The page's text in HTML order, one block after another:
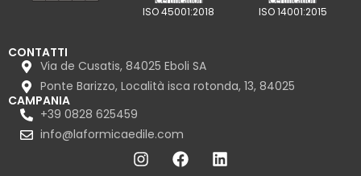
ISO 45001:2018 ISO 14001:2015
CONTATTI
Via de Cusatis, 84025 Eboli SA
Ponte Barizzo, Località isca rotonda, 13, 84025
CAMPANIA
+39 0828 625459
info@laformicaedile.com